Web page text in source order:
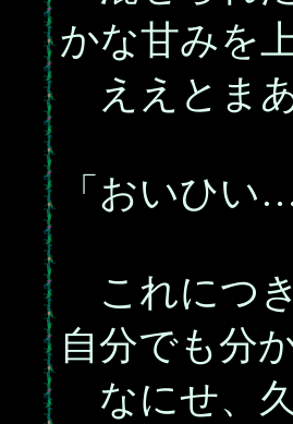
かな甘みを
ええとま
「おいひい
これにつ
自分でも分か
なにせ、